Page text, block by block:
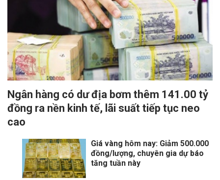
Ngân hàng có dư địa bơm thêm 141.00 tỷ
đồng ra nền kinh tế, lãi suất tiếp tục neo
cao
Giá vàng hôm nay: Giảm 500.000
đồng/lượng, chuyên gia dự báo
tăng tuần này